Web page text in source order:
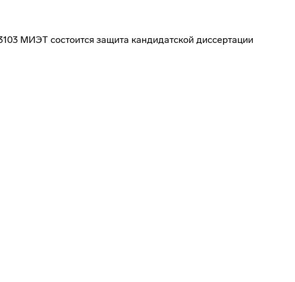
МИЭТ состоится защита кандидатской диссертации